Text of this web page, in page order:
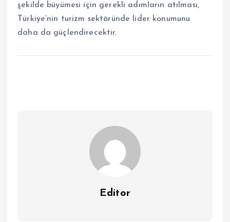
şekilde büyümesi için gerekli adımların atılması,
Türkiye’nin turizm sektöründe lider konumunu
daha da güçlendirecektir.
Editor